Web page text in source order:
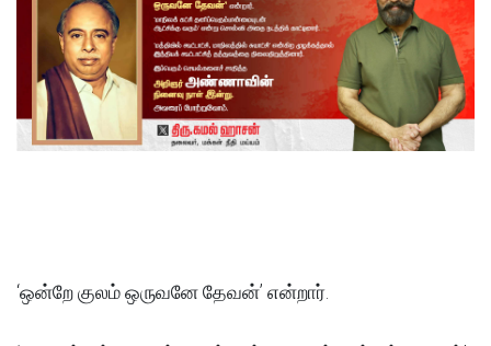
‘ஒன்றே குலம் ஒருவனே தேவன்’ என்றார்.